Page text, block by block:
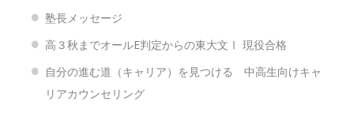
塾長メッセージ
高３秋までオールE判定からの東大文Ⅰ 現役合格
自分の進む道（キャリア）を見つける 中高生向けキャ
リアカウンセリング